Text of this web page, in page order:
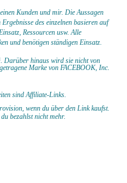
Kunden und mir. Die Aussagen
des einzelnen basieren auf
Ressourcen usw.Alle
und benötigen ständigen Einsatz.
Darüber hinaus wird sie nicht von
Marke von FACEBOOK, Inc.
sind Affiliate-Links.
wenn du über den Link kaufst.
bezahlst nicht mehr.